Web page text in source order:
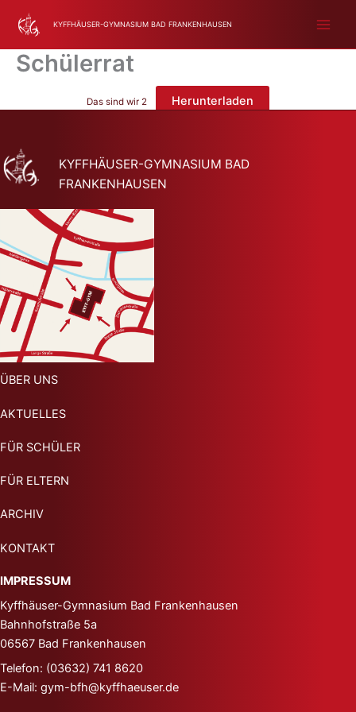
Inhalt
springen
KYFFHÄUSER-GYMNASIUM BAD FRANKENHAUSEN
Schülerrat
Das sind wir 2 Herunterladen
KYFFHÄUSER-GYMNASIUM BAD
FRANKENHAUSEN
ÜBER UNS
AKTUELLES
FÜR SCHÜLER
FÜR ELTERN
ARCHIV
KONTAKT
IMPRESSUM
Kyffhäuser-Gymnasium Bad Frankenhausen
Bahnhofstraße 5a
06567 Bad Frankenhausen
Telefon: (03632) 741 8620
E-Mail: gym-bfh@kyffhaeuser.de